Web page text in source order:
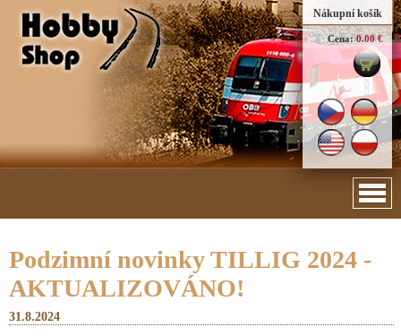
Nákupní košík
Cena: 0.00 €
Podzimní novinky TILLIG 2024 -
AKTUALIZOVÁNO!
31.8.2024